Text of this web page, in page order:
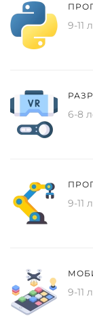
9-11
6-8
9-11
9-11